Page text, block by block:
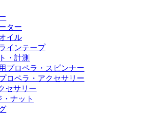
ター
イル
インテープ
・計測
プロペラ・スピンナー
ロペラ・アクセサリー
セサリー
・ナット